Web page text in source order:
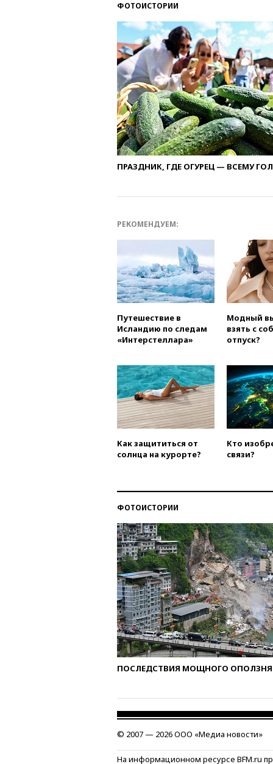
ФОТОИСТОРИИ
ПРАЗДНИК, ГДЕ ОГУРЕЦ — ВСЕМУ
РЕКОМЕНДУЕМ:
Путешествие в
Исландию по следам
«Интерстеллара»
Модный
взять с
отпуск?
Как защититься от
солнца на курорте?
Кто
связи?
ФОТОИСТОРИИ
ПОСЛЕДСТВИЯ МОЩНОГО ОПОЛЗНЯ
© 2007 — 2026 ООО «Медиа новости»
На информационном ресурсе BFM.ru